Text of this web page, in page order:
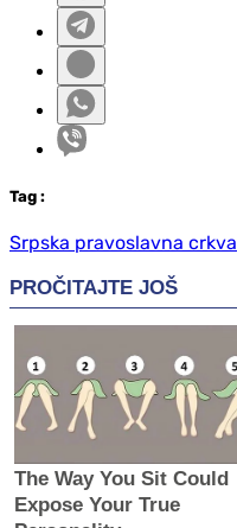
Tag :
Srpska pravoslavna crkva